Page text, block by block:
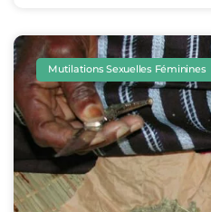
Mutilations Sexuelles Féminines